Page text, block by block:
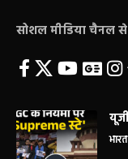
सोशल मीडिया चैनल
भारत